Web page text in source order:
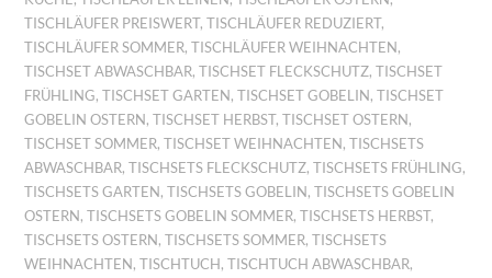
TISCHLÄUFER PREISWERT,TISCHLÄUFER REDUZIERT,
TISCHLÄUFER SOMMER,TISCHLÄUFER WEIHNACHTEN,
TISCHSET ABWASCHBAR,TISCHSET FLECKSCHUTZ,TISCHSET
FRÜHLING,TISCHSET GARTEN,TISCHSET GOBELIN,TISCHSET
GOBELIN OSTERN,TISCHSET HERBST,TISCHSET OSTERN,
TISCHSET SOMMER,TISCHSET WEIHNACHTEN,TISCHSETS
ABWASCHBAR,TISCHSETS FLECKSCHUTZ,TISCHSETS FRÜHLING,
TISCHSETS GARTEN,TISCHSETS GOBELIN,TISCHSETS GOBELIN
OSTERN,TISCHSETS GOBELIN SOMMER,TISCHSETS HERBST,
TISCHSETS OSTERN,TISCHSETS SOMMER,TISCHSETS
WEIHNACHTEN,TISCHTUCH,TISCHTUCH ABWASCHBAR,